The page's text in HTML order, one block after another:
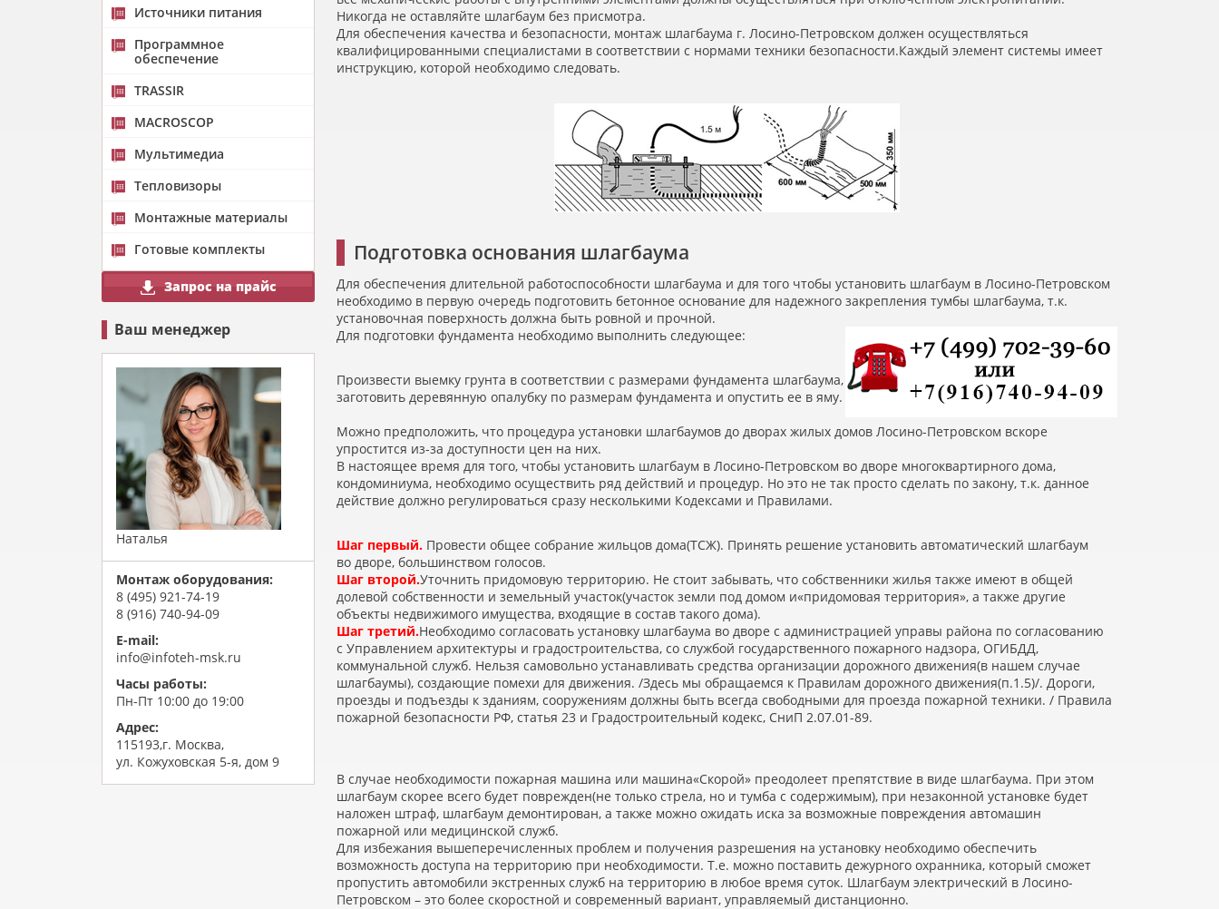
Источники питания
Программное
обеспечение
TRASSIR
MACROSCOP
Мультимедиа
Тепловизоры
Монтажные материалы
Готовые комплекты
Запрос на прайс
Ваш менеджер
Наталья
Монтаж оборудования:
8 (495) 921-74-19
8 (916) 740-94-09
E-mail:
info@infoteh-msk.ru
Часы работы:
Пн-Пт 10:00 до 19:00
Адрес:
115193,г. Москва,
ул. Кожуховская 5-я, дом 9
Никогда не оставляйте шлагбаум без присмотра.
Для обеспечения качества и безопасности, монтаж шлагбаума г. Лосино-Петровском должен осуществляться
квалифицированными специалистами в соответствии с нормами техники безопасности.Каждый элемент системы имеет
инструкцию, которой необходимо следовать.
Подготовка основания шлагбаума
Для обеспечения длительной работоспособности шлагбаума и для того чтобы установить шлагбаум в Лосино-Петровском
необходимо в первую очередь подготовить бетонное основание для надежного закрепления тумбы шлагбаума, т.к.
установочная поверхность должна быть ровной и прочной.
Для подготовки фундамента необходимо выполнить следующее:
Произвести выемку грунта в соответствии с размерами фундамента шлагбаума,
заготовить деревянную опалубку по размерам фундамента и опустить ее в яму.
Можно предположить, что процедура установки шлагбаумов до дворах жилых домов Лосино-Петровском вскоре
упростится из-за доступности цен на них.
В настоящее время для того, чтобы установить шлагбаум в Лосино-Петровском во дворе многоквартирного дома,
кондоминиума, необходимо осуществить ряд действий и процедур. Но это не так просто сделать по закону, т.к. данное
действие должно регулироваться сразу несколькими Кодексами и Правилами.
Шаг первый. Провести общее собрание жильцов дома
(ТСЖ). Принять решение установить автоматический шлагбаум
во дворе, большинством голосов.
Шаг второй.Уточнить придомовую территорию. Не стоит забывать, что собственники жилья также имеют в общей
долевой собственности и земельный участок
(участок земли под домом и«придомовая территория», а также другие
объекты недвижимого имущества, входящие в состав такого дома).
Шаг третий.Необходимо согласовать установку шлагбаума во дворе с администрацией управы района по согласованию
с Управлением архитектуры и градостроительства, со службой государственного пожарного надзора, ОГИБДД,
коммунальной служб. Нельзя самовольно устанавливать средства организации дорожного движения(в нашем случае
шлагбаумы), создающие помехи для движения. /Здесь мы обращаемся к Правилам дорожного движения(п.1.5)/. Дороги,
проезды и подъезды к зданиям, сооружениям должны быть всегда свободными для проезда пожарной техники. / Правила
пожарной безопасности РФ, статья 23 и Градостроительный кодекс, СниП 2.07.01-89.
В случае необходимости пожарная машина или машина«Скорой» преодолеет препятствие в виде шлагбаума. При этом
шлагбаум скорее всего будет поврежден(не только стрела, но и тумба с содержимым), при незаконной установке будет
наложен штраф, шлагбаум демонтирован, а также можно ожидать иска за возможные повреждения автомашин
пожарной или медицинской служб.
Для избежания вышеперечисленных проблем и получения разрешения на установку необходимо обеспечить
возможность доступа на территорию при необходимости. Т.е. можно поставить дежурного охранника, который сможет
пропустить автомобили экстренных служб на территорию в любое время суток. Шлагбаум электрический в Лосино-
Петровском – это более скоростной и современный вариант, управляемый дистанционно.